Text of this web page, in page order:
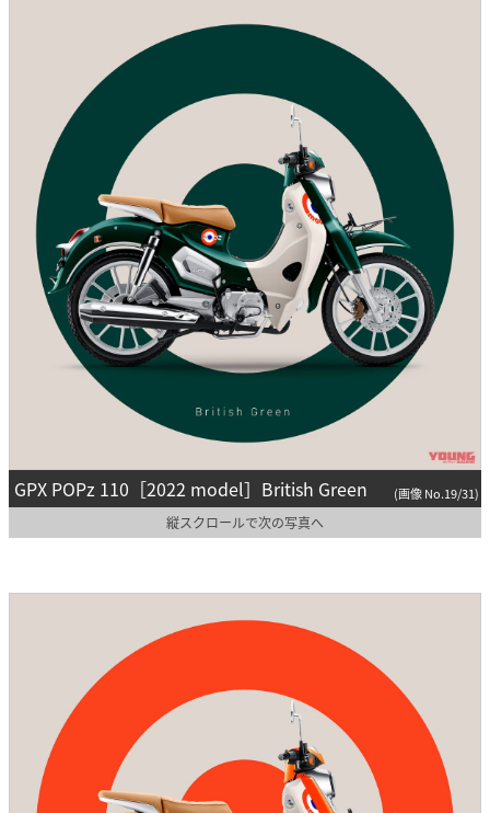
GPX POPz 110［2022 model］British Green (画像 No.19/31)
縦スクロールで次の写真へ